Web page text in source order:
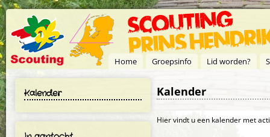
Overslaan en naar de inhoud gaan
Home Groepsinfo Lid worden?
Kalender
Kalender
Primaire tabs
Hier vindt u een kalender met